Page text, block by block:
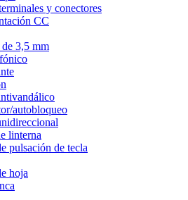
y conectores
CC
3,5 mm
autobloqueo
linterna
pulsación de tecla
hoja